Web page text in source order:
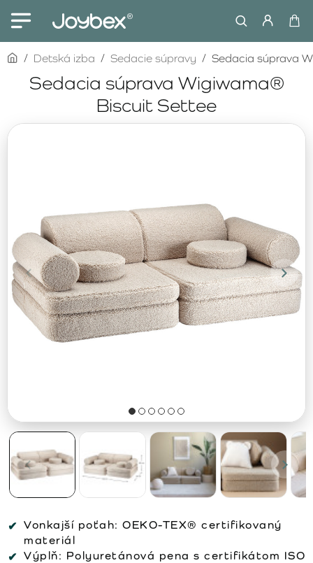
Sedacia súprava Wigiwama®
Biscuit Settee
homeDetská izba Sedacie súpravy Sedacia súprava
Vonkajší poťah: OEKO-TEX® certifikovaný
materiál
Výplň: Polyuretánová pena s certifikátom ISO